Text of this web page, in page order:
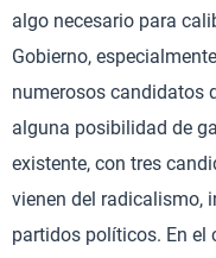
algo necesario para
Gobierno,
numerosos candidatos
alguna posibilidad de
existente, con tres
vienen del radicalismo,
partidos políticos. En el